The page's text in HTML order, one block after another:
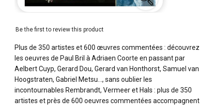
Be the first to review this product
Plus de 350 artistes et 600 œuvres commentées : découvrez
les oeuvres de Paul Bril à Adriaen Coorte en passant par
Aelbert Cuyp, Gerard Dou, Gerard van Honthorst, Samuel van
Hoogstraten, Gabriel Metsu..., sans oublier les
incontournables Rembrandt, Vermeer et Hals : plus de 350
artistes et près de 600 oeuvres commentées accompagnent